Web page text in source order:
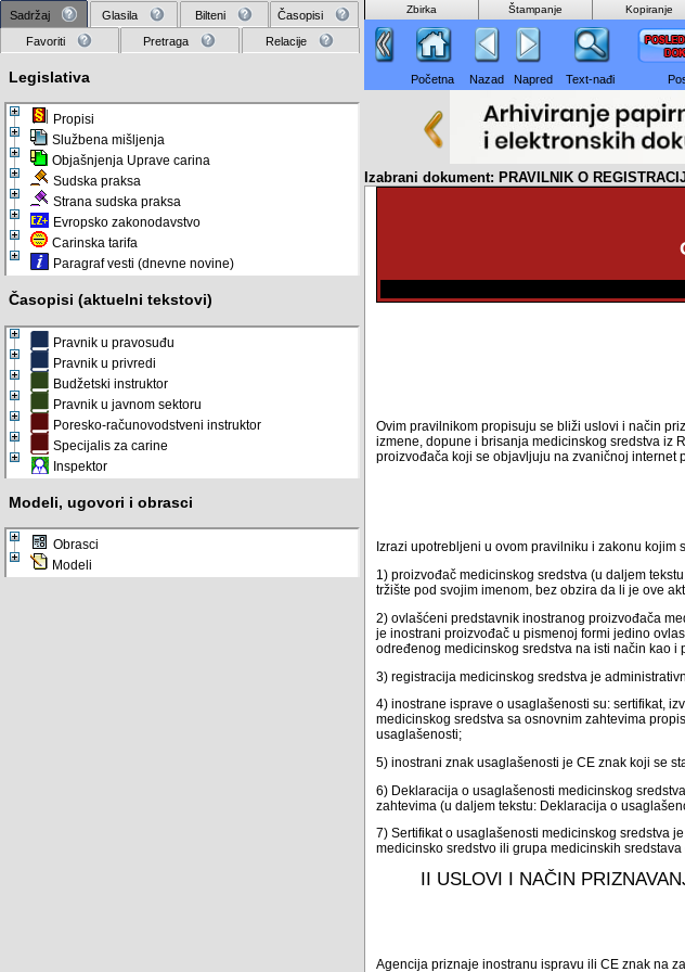
Sadržaj Glasila Bilteni
Časopisi
Favoriti
Pretraga Relacije
Legislativa
Propisi
Službena mišljenja
Objašnjenja Uprave carina
Sudska praksa
Strana sudska praksa
Evropsko zakonodavstvo
Carinska tarifa
Paragraf vesti (dnevne novine)
Časopisi (aktuelni tekstovi)
Pravnik u pravosuđu
Pravnik u privredi
Budžetski instruktor
Pravnik u javnom sektoru
Poresko-računovodstveni instruktor
Specijalis za carine
Inspektor
Modeli, ugovori i obrasci
Obrasci
Modeli
Zbirka Štampanje Kopiranje
Početna Nazad Napred Text-nađi
Izabrani dokument: PRAVILNIK O
Ovim pravilnikom propisuju se bliži uslovi i način
izmene, dopune i brisanja medicinskog sredstva iz
proizvođača koji se objavljuju na zvaničnoj internet
Izrazi upotrebljeni u ovom pravilniku i zakonu
1) proizvođač medicinskog sredstva (u daljem
tržište pod svojim imenom, bez obzira da li je ove
2) ovlašćeni predstavnik inostranog proizvođača
je inostrani proizvođač u pismenoj formi jedino
određenog medicinskog sredstva na isti način kao i
3) registracija medicinskog sredstva je
4) inostrane isprave o usaglašenosti su: sertifikat,
medicinskog sredstva sa osnovnim zahtevima
usaglašenosti;
5) inostrani znak usaglašenosti je CE znak koji se
6) Deklaracija o usaglašenosti medicinskog
zahtevima (u daljem tekstu: Deklaracija o
7) Sertifikat o usaglašenosti medicinskog sredstva
medicinsko sredstvo ili grupa medicinskih
II USLOVI I NAČIN
Agencija priznaje inostranu ispravu ili CE znak na